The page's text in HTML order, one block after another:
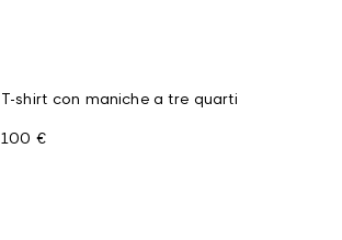
T-shirt con maniche a tre quarti
100 €